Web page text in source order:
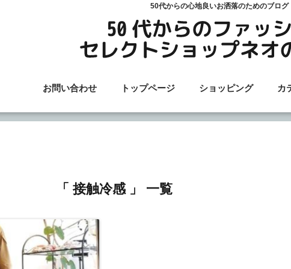
50代からの心地良いお洒落のためのブログ
お問い合わせ トップページ ショッピング カ
「 接触冷感 」 一覧